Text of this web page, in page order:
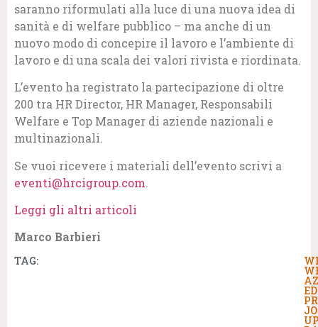
saranno riformulati alla luce di una nuova idea di
sanità e di welfare pubblico – ma anche di un
nuovo modo di concepire il lavoro e l’ambiente di
lavoro e di una scala dei valori rivista e riordinata.
L’evento ha registrato la partecipazione di oltre
200 tra HR Director, HR Manager, Responsabili
Welfare e Top Manager di aziende nazionali e
multinazionali.
Se vuoi ricevere i materiali dell’evento scrivi a
eventi@hrcigroup.com.
Leggi gli altri articoli
Marco Barbieri
TAG: